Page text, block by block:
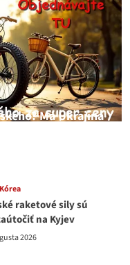
Má Ukrajina
raketové sily sú
na Kyjev
2026